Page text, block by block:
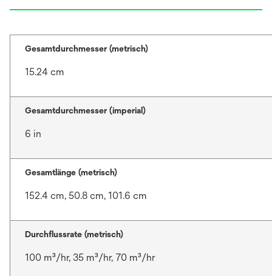
Gesamtdurchmesser (metrisch)
15.24 cm
Gesamtdurchmesser (imperial)
6 in
Gesamtlänge (metrisch)
152.4 cm, 50.8 cm, 101.6 cm
Durchflussrate (metrisch)
100 m³/hr, 35 m³/hr, 70 m³/hr